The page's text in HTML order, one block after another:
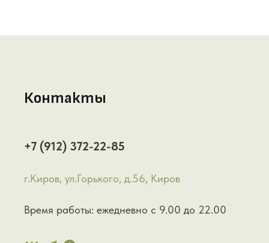
Контакты
+7 (912) 372-22-85
г.Киров, ул.Горького, д.56, Киров
Время работы: ежедневно с 9.00 до 22.00